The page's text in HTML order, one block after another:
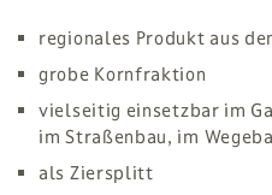
regionales Produkt aus
grobe Kornfraktion
vielseitig einsetzbar im
im Straßenbau, im
als Ziersplitt